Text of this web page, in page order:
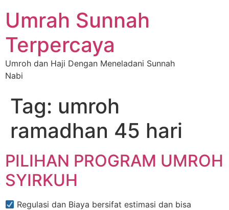
Umrah Sunnah
Terpercaya
Umroh dan Haji Dengan Meneladani Sunnah
Nabi
Tag: umroh
ramadhan 45 hari
PILIHAN PROGRAM UMROH
SYIRKUH
Regulasi dan Biaya bersifat estimasi dan bisa